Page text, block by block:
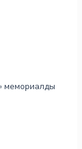
мемориалды